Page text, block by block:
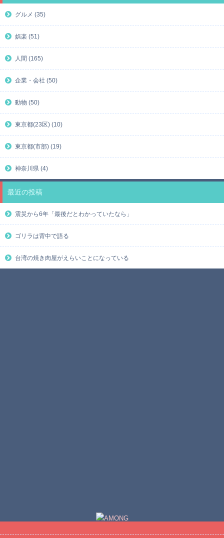
グルメ (35)
娯楽 (51)
人間 (165)
企業・会社 (50)
動物 (50)
東京都(23区) (10)
東京都(市部) (19)
神奈川県 (4)
最近の投稿
震災から6年「最後だとわかっていたなら」
ゴリラは背中で語る
台湾の焼き肉屋がえらいことになっている